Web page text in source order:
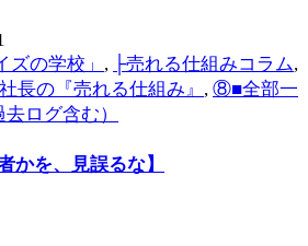
ズの学校」 , ├売れる仕組みコラム,
長の『売れる仕組み』 , ⑧■全部一
ログ含む）
かを、見誤るな】